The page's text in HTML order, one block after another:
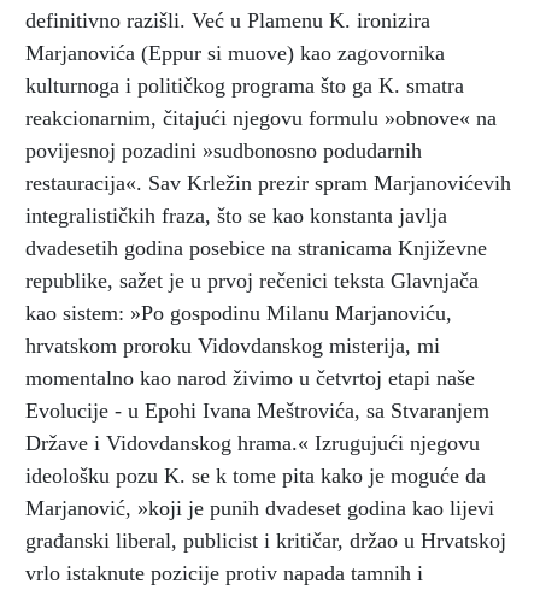
definitivno razišli. Već u Plamenu K. ironizira
Marjanovića (Eppur si muove) kao zagovornika
kulturnoga i političkog programa što ga K. smatra
reakcionarnim, čitajući njegovu formulu »obnove« na
povijesnoj pozadini »sudbonosno podudarnih
restauracija«. Sav Krležin prezir spram Marjanovićevih
integralističkih fraza, što se kao konstanta javlja
dvadesetih godina posebice na stranicama Književne
republike, sažet je u prvoj rečenici teksta Glavnjača
kao sistem: »Po gospodinu Milanu Marjanoviću,
hrvatskom proroku Vidovdanskog misterija, mi
momentalno kao narod živimo u četvrtoj etapi naše
Evolucije - u Epohi Ivana Meštrovića, sa Stvaranjem
Države i Vidovdanskog hrama.« Izrugujući njegovu
ideološku pozu K. se k tome pita kako je moguće da
Marjanović, »koji je punih dvadeset godina kao lijevi
građanski liberal, publicist i kritičar, držao u Hrvatskoj
vrlo istaknute pozicije protiv napada tamnih i